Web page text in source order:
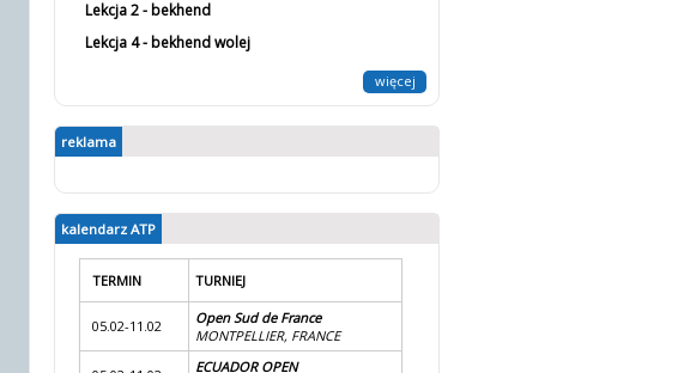
Lekcja 2 - bekhend
Lekcja 4 - bekhend wolej
więcej
reklama
kalendarz ATP
TERMIN TURNIEJ
05.02-11.02
Open Sud de France
MONTPELLIER, FRANCE
ECUADOR OPEN